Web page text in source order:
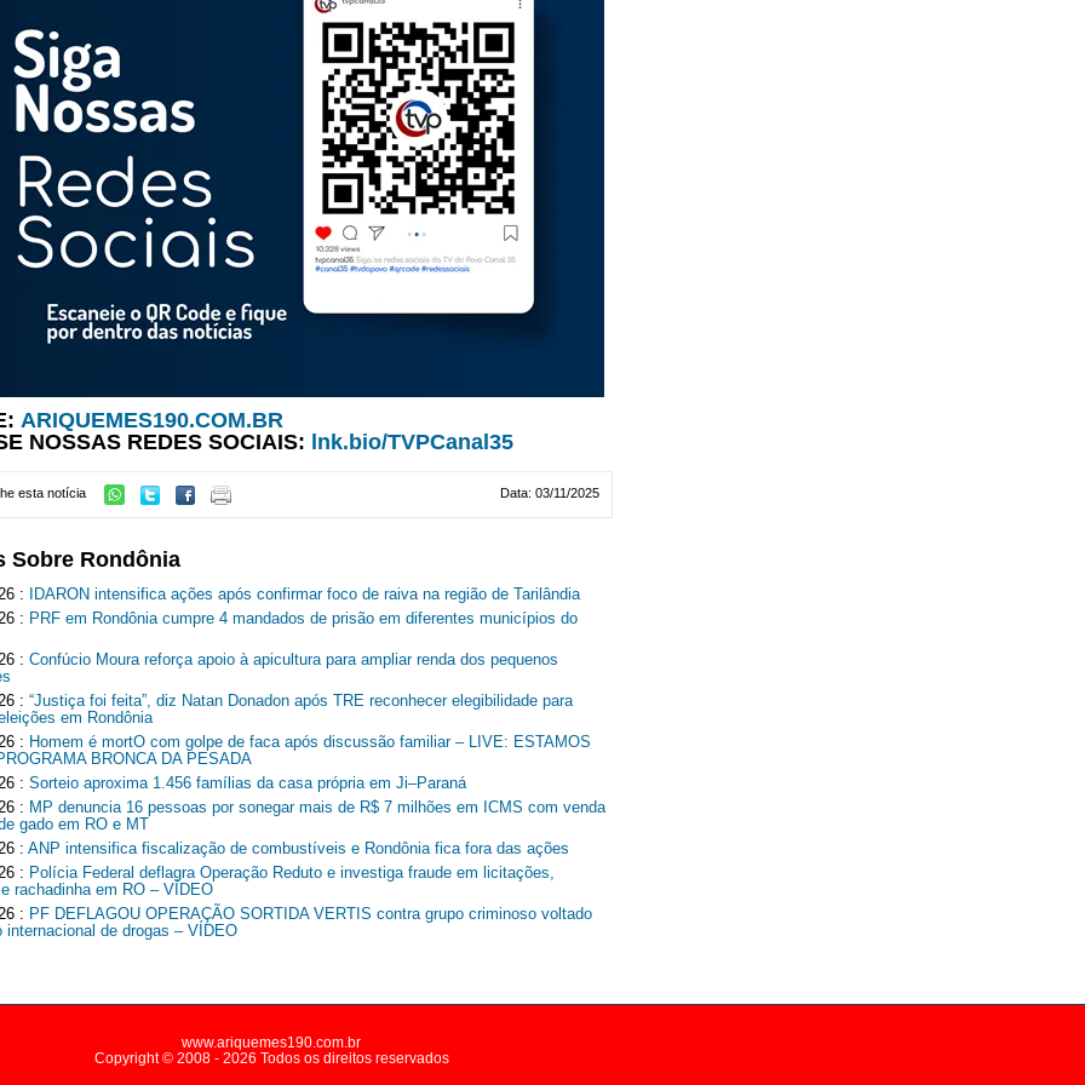
ARIQUEMES190.COM.BR
NOSSAS REDES SOCIAIS: lnk.bio/TVPCanal35
Data: 03/11/2025
esta notícia
Sobre Rondônia
: IDARON intensifica ações após confirmar foco de raiva na região de Tarilândia
: PRF em Rondônia cumpre 4 mandados de prisão em diferentes municípios do
: Confúcio Moura reforça apoio à apicultura para ampliar renda dos pequenos
: “Justiça foi feita”, diz Natan Donadon após TRE reconhecer elegibilidade para
em Rondônia
: Homem é mortO com golpe de faca após discussão familiar – LIVE: ESTAMOS
BRONCA DA PESADA
: Sorteio aproxima 1.456 famílias da casa própria em Ji–Paraná
: MP denuncia 16 pessoas por sonegar mais de R$ 7 milhões em ICMS com venda
gado em RO e MT
: ANP intensifica fiscalização de combustíveis e Rondônia fica fora das ações
: Polícia Federal deflagra Operação Reduto e investiga fraude em licitações,
rachadinha em RO – VÍDEO
: PF DEFLAGOU OPERAÇÃO SORTIDA VERTIS contra grupo criminoso voltado
internacional de drogas – VÍDEO
www.ariquemes190.com.br
Copyright © 2008 - 2026 Todos os direitos reservados